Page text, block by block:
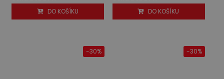
DO KOŠÍKU
DO KOŠÍKU
-30% -30%